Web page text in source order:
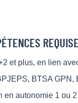
et plus, en lien
BTSA GPN,
en autonomie 1 ou